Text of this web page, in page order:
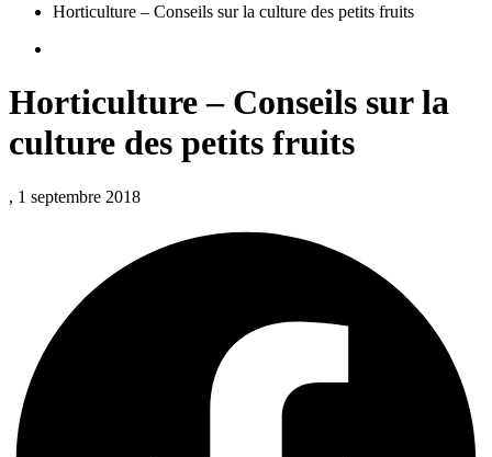
Horticulture – Conseils sur la culture des petits fruits
Horticulture – Conseils sur la
culture des petits fruits
, 1 septembre 2018